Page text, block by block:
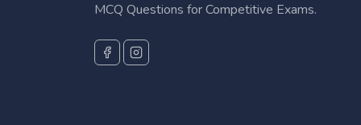
MCQ Questions for Competitive Exams.